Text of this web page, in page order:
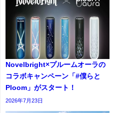
Novelbright×プルームオーラの
コラボキャンペーン「#僕らと
Ploom」がスタート！
2026年7月23日